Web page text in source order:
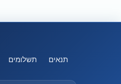
תשלומים תנאים